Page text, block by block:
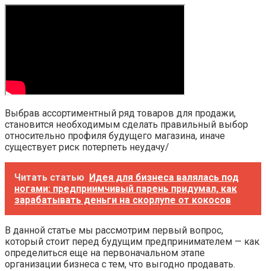
Выбрав ассортиментный ряд товаров для продажи,
становится необходимым сделать правильный выбор
относительно профиля будущего магазина, иначе
существует риск потерпеть неудачу/
Читать статью Идея для бизнеса валялась под
ногами: предприимчивый парень придумал, как
зарабатывать деньги на скорлупе от кокосов
В данной статье мы рассмотрим первый вопрос,
который стоит перед будущим предпринимателем — как
определиться еще на первоначальном этапе
организации бизнеса с тем, что выгодно продавать.